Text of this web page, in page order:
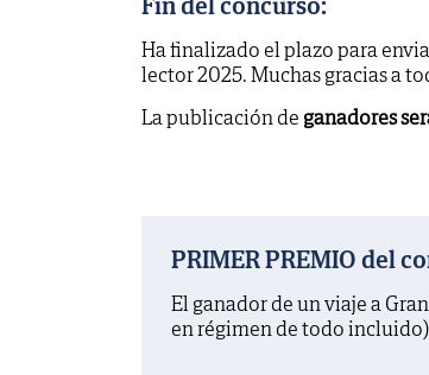
Ha finalizado el plazo para
lector 2025. Muchas gracias a
La publicación de ganadores
PRIMER PREMIO del
El ganador de un viaje a
en régimen de todo